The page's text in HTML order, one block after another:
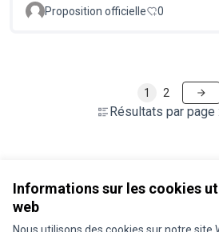
Informations sur les cookies
web
Proposition officielle
0
Résultats par page
1 2